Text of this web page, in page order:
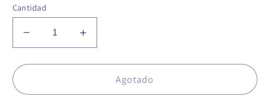
Cantidad
Reducir
cantidad
para
Cuenta
Aumentar
cantidad
para
Frasco
Cuenta
Agotado